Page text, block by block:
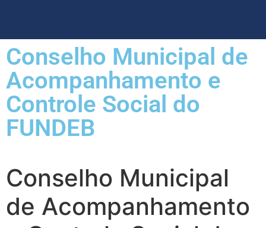
Conselho Municipal de
Acompanhamento e
Controle Social do
FUNDEB
Conselho Municipal
de Acompanhamento